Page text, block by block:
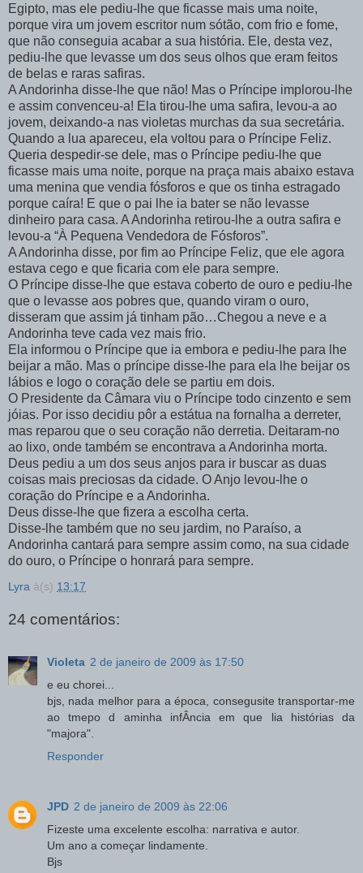
Egipto, mas ele pediu-lhe que ficasse mais uma noite,
porque vira um jovem escritor num sótão, com frio e fome,
que não conseguia acabar a sua história. Ele, desta vez,
pediu-lhe que levasse um dos seus olhos que eram feitos
de belas e raras safiras.
A Andorinha disse-lhe que não! Mas o Príncipe implorou-lhe
e assim convenceu-a! Ela tirou-lhe uma safira, levou-a ao
jovem, deixando-a nas violetas murchas da sua secretária.
Quando a lua apareceu, ela voltou para o Príncipe Feliz.
Queria despedir-se dele, mas o Príncipe pediu-lhe que
ficasse mais uma noite, porque na praça mais abaixo estava
uma menina que vendia fósforos e que os tinha estragado
porque caíra! E que o pai lhe ia bater se não levasse
dinheiro para casa. A Andorinha retirou-lhe a outra safira e
levou-a “À Pequena Vendedora de Fósforos”.
A Andorinha disse, por fim ao Príncipe Feliz, que ele agora
estava cego e que ficaria com ele para sempre.
O Príncipe disse-lhe que estava coberto de ouro e pediu-lhe
que o levasse aos pobres que, quando viram o ouro,
disseram que assim já tinham pão…Chegou a neve e a
Andorinha teve cada vez mais frio.
Ela informou o Príncipe que ia embora e pediu-lhe para lhe
beijar a mão. Mas o príncipe disse-lhe para ela lhe beijar os
lábios e logo o coração dele se partiu em dois.
O Presidente da Câmara viu o Príncipe todo cinzento e sem
jóias. Por isso decidiu pôr a estátua na fornalha a derreter,
mas reparou que o seu coração não derretia. Deitaram-no
ao lixo, onde também se encontrava a Andorinha morta.
Deus pediu a um dos seus anjos para ir buscar as duas
coisas mais preciosas da cidade. O Anjo levou-lhe o
coração do Príncipe e a Andorinha.
Deus disse-lhe que fizera a escolha certa.
Disse-lhe também que no seu jardim, no Paraíso, a
Andorinha cantará para sempre assim como, na sua cidade
do ouro, o Príncipe o honrará para sempre.
Lyra à(s) 13:17
24 comentários:
Violeta 2 de janeiro de 2009 às 17:50
e eu chorei...
bjs, nada melhor para a época, consegusite transportar-me
ao tmepo d aminha infÂncia em que lia histórias da
"majora".
Responder
JPD 2 de janeiro de 2009 às 22:06
Fizeste uma excelente escolha: narrativa e autor.
Um ano a começar lindamente.
Bjs